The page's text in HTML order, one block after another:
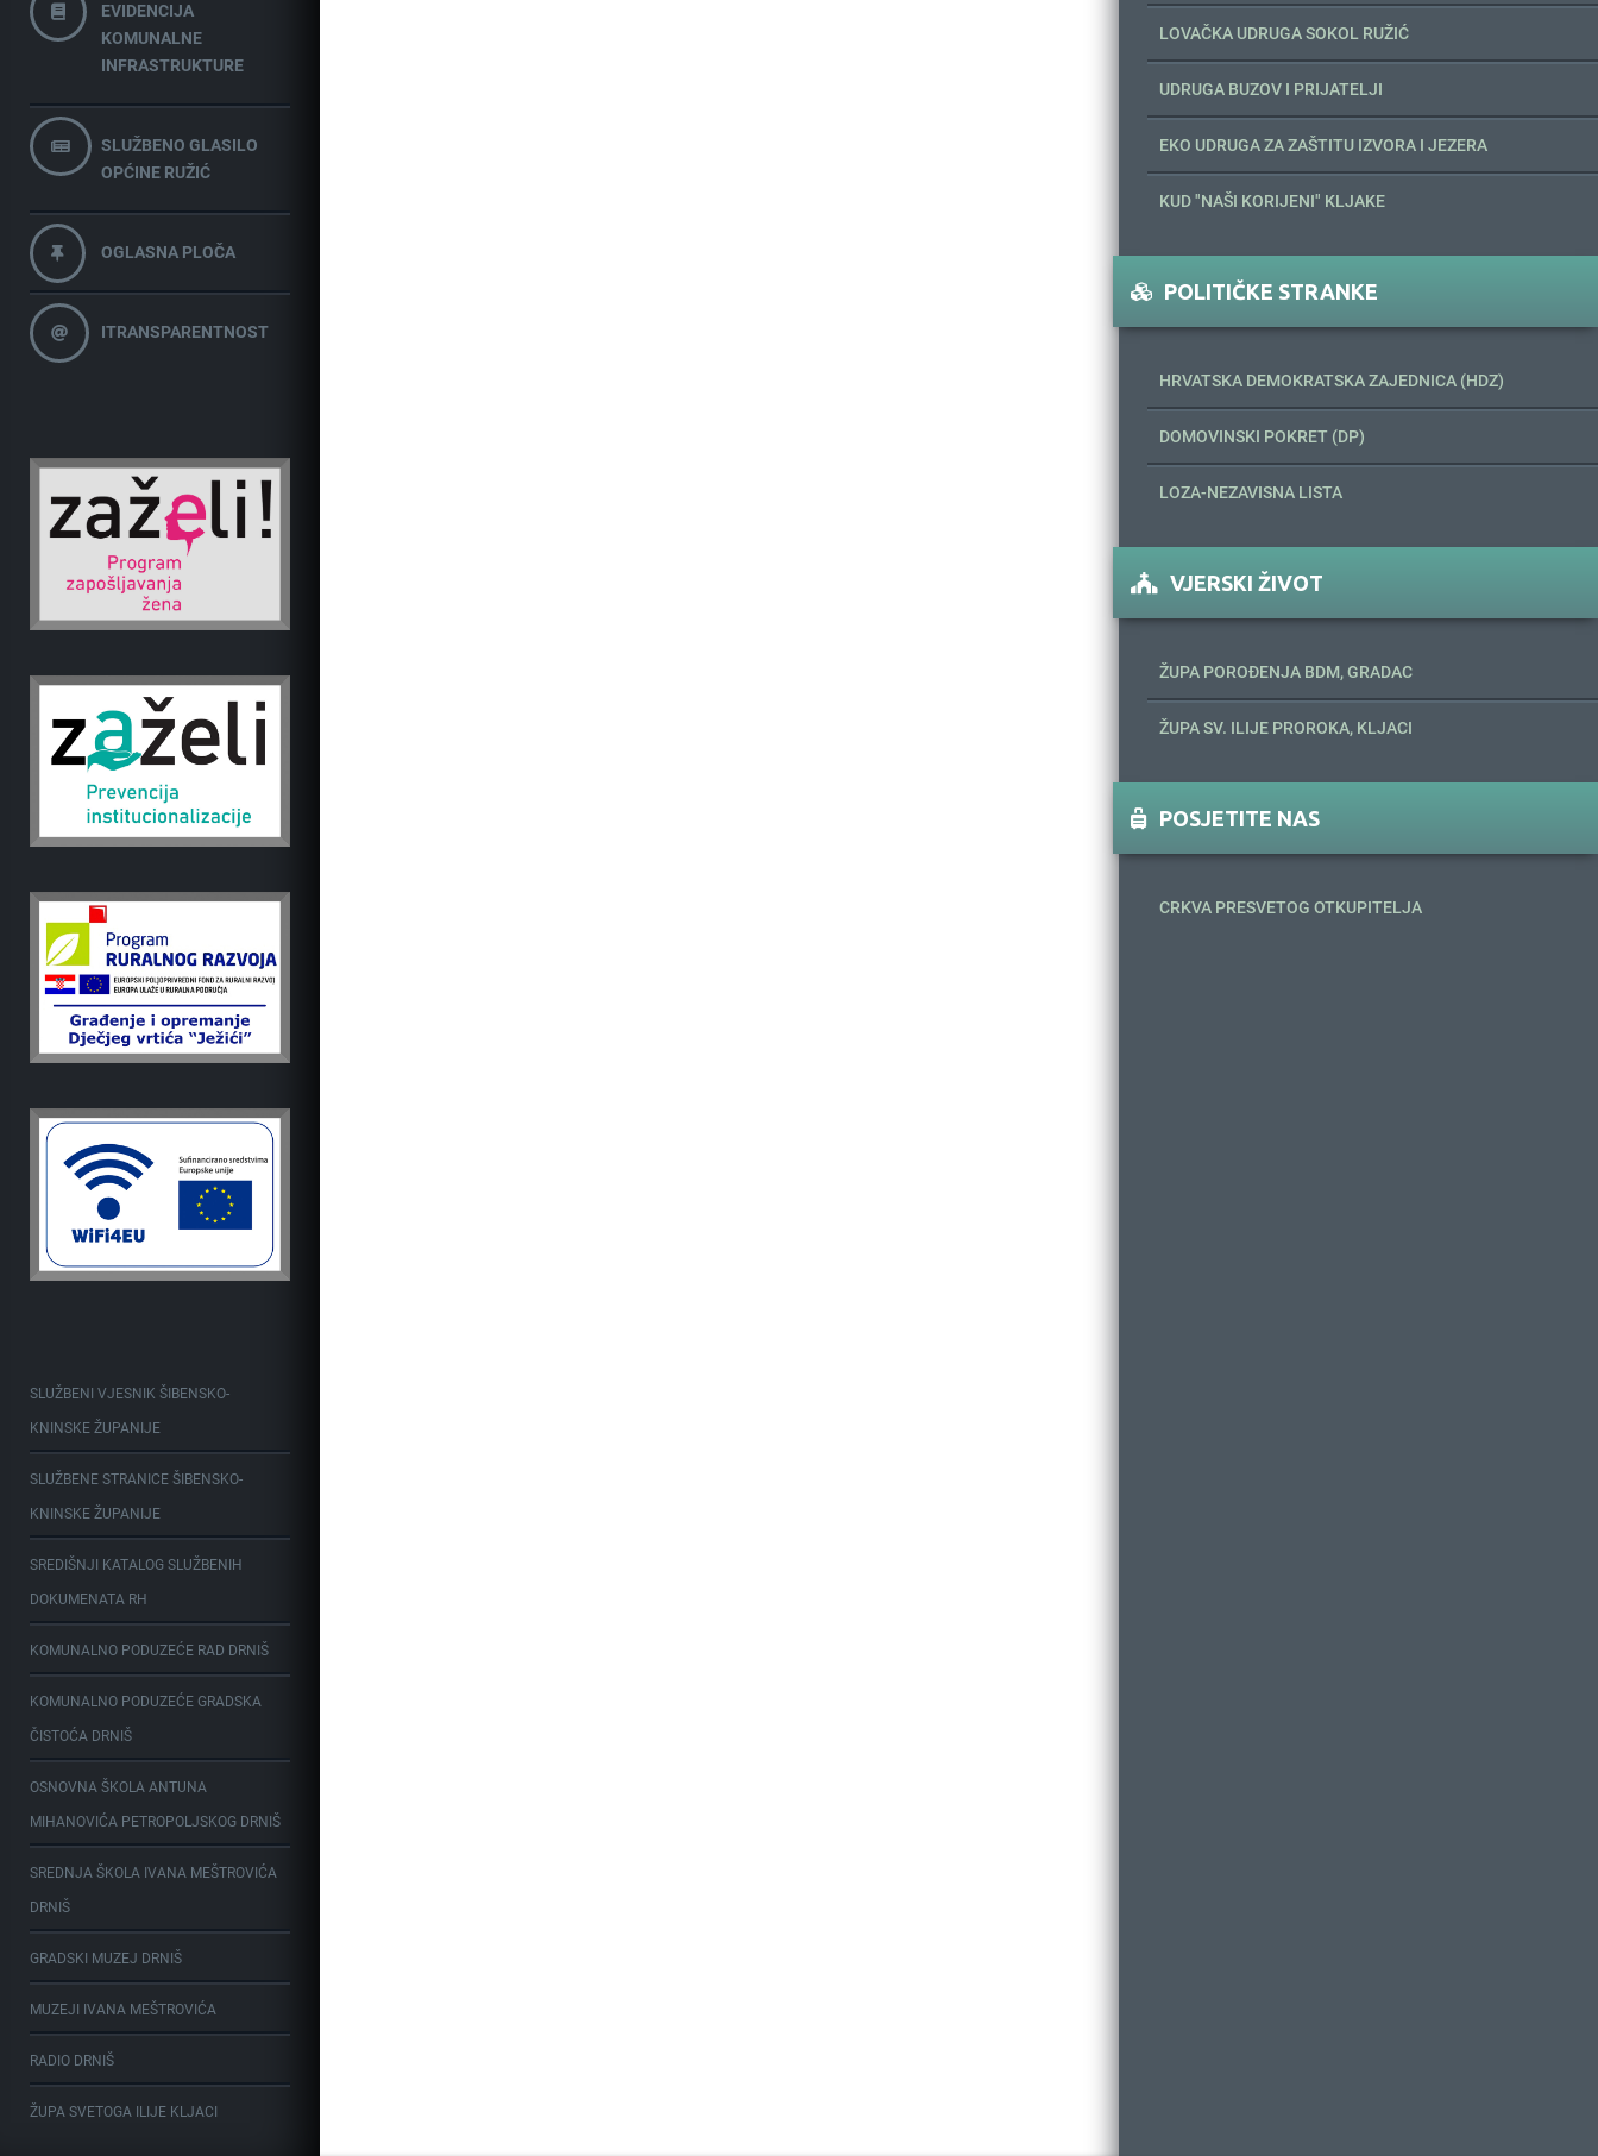
EVIDENCIJA
KOMUNALNE
INFRASTRUKTURE
SLUŽBENO GLASILO
OPĆINE RUŽIĆ
OGLASNA PLOČA
ITRANSPARENTNOST
SLUŽBENI VJESNIK ŠIBENSKO-
KNINSKE ŽUPANIJE
SLUŽBENE STRANICE ŠIBENSKO-
KNINSKE ŽUPANIJE
SREDIŠNJI KATALOG SLUŽBENIH
DOKUMENATA RH
KOMUNALNO PODUZEĆE RAD DRNIŠ
KOMUNALNO PODUZEĆE GRADSKA
ČISTOĆA DRNIŠ
OSNOVNA ŠKOLA ANTUNA
MIHANOVIĆA PETROPOLJSKOG DRNIŠ
SREDNJA ŠKOLA IVANA MEŠTROVIĆA
DRNIŠ
GRADSKI MUZEJ DRNIŠ
MUZEJI IVANA MEŠTROVIĆA
RADIO DRNIŠ
ŽUPA SVETOGA ILIJE KLJACI
LOVAČKA UDRUGA SOKOL RUŽIĆ
UDRUGA BUZOV I PRIJATELJI
EKO UDRUGA ZA ZAŠTITU IZVORA I JEZERA
KUD "NAŠI KORIJENI" KLJAKE
POLITIČKE STRANKE
HRVATSKA DEMOKRATSKA ZAJEDNICA (HDZ)
DOMOVINSKI POKRET (DP)
LOZA-NEZAVISNA LISTA
VJERSKI ŽIVOT
ŽUPA POROĐENJA BDM, GRADAC
ŽUPA SV. ILIJE PROROKA, KLJACI
POSJETITE NAS
CRKVA PRESVETOG OTKUPITELJA